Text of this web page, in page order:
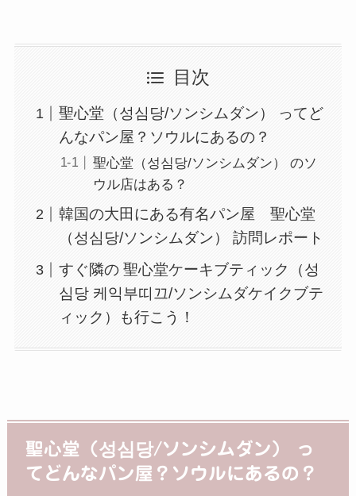
目次
聖心堂（성심당/ソンシムダン） ってど
んなパン屋？ソウルにあるの？
聖心堂（성심당/ソンシムダン） のソ
ウル店はある？
韓国の大田にある有名パン屋 聖心堂
（성심당/ソンシムダン） 訪問レポート
すぐ隣の 聖心堂ケーキブティック（성
심당 케익부띠끄/ソンシムダケイクブテ
ィック）も行こう！
聖心堂（성심당/ソンシムダン） っ
てどんなパン屋？ソウルにあるの？